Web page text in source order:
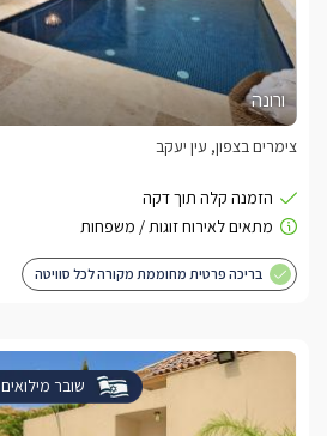
ורונה
צימרים בצפון, עין יעקב
בריכה פרטית מחוממת מקורה לכל סוויטה
שובר מילואים